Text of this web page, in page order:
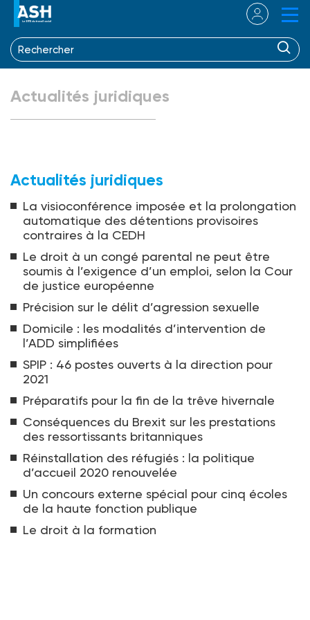
Actualités juridiques
Actualités juridiques
La visioconférence imposée et la prolongation
automatique des détentions provisoires
contraires à la CEDH
Le droit à un congé parental ne peut être
soumis à l’exigence d’un emploi, selon la Cour
de justice européenne
Précision sur le délit d’agression sexuelle
Domicile : les modalités d’intervention de
l’ADD simplifiées
SPIP : 46 postes ouverts à la direction pour
2021
Préparatifs pour la fin de la trêve hivernale
Conséquences du Brexit sur les prestations
des ressortissants britanniques
Réinstallation des réfugiés : la politique
d’accueil 2020 renouvelée
Un concours externe spécial pour cinq écoles
de la haute fonction publique
Le droit à la formation